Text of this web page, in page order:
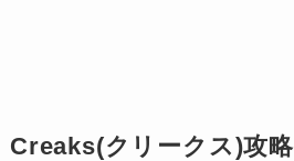
Creaks(クリークス)攻略